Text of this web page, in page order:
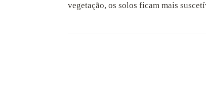
vegetação, os solos ficam mais